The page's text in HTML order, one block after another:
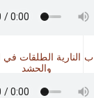
النارية الطلقات
والحشد